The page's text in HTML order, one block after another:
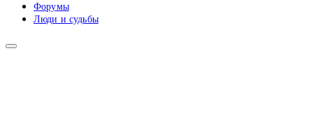
Форумы
Люди и судьбы